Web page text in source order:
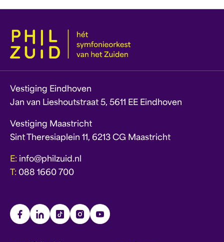
Vestiging Eindhoven
Jan van Lieshoutstraat 5, 5611 EE Eindhoven
Vestiging Maastricht
Sint Theresiaplein 11, 6213 CG Maastricht
E: info@philzuid.nl
T: 088 1660 700